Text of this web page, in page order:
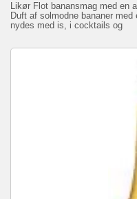
Likør Flot banansmag med en
Duft af solmodne bananer
nydes med is, i cocktails og